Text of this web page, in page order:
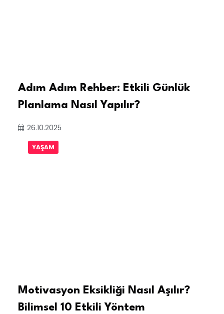
Adım Adım Rehber: Etkili Günlük
Planlama Nasıl Yapılır?
26.10.2025
YAŞAM
Motivasyon Eksikliği Nasıl Aşılır?
Bilimsel 10 Etkili Yöntem